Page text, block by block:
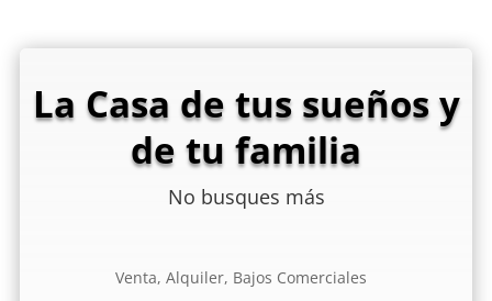
La Casa de tus sueños y
de tu familia
No busques más
Venta, Alquiler, Bajos Comerciales